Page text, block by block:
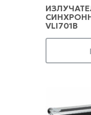
VLI701B